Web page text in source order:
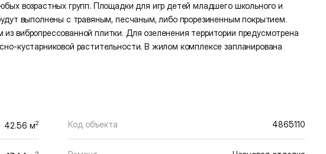
возрастных групп. Площадки для игр детей младшего школьного и
выполнены с травяным, песчаным, либо прорезиненным покрытием.
вибропрессованной плитки. Для озеленения территории предусмотрена
кустарниковой растительности. В жилом комплексе запланирована
42.56 м2 Код объекта 4865110